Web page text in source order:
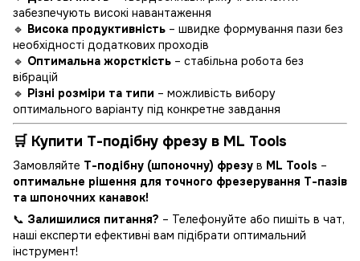
забезпечують високі навантаження
🔹 Висока продуктивність – швидке формування пази без
необхідності додаткових проходів
🔹 Оптимальна жорсткість – стабільна робота без
вібрацій
🔹 Різні розміри та типи – можливість вибору
оптимального варіанту під конкретне завдання
🛒 Купити Т-подібну фрезу в ML Tools
Замовляйте Т-подібну (шпоночну) фрезу в ML Tools –
оптимальне рішення для точного фрезерування Т-пазів
та шпоночних канавок!
📞 Залишилися питання? – Телефонуйте або пишіть в чат,
наші експерти ефективні вам підібрати оптимальний
інструмент!